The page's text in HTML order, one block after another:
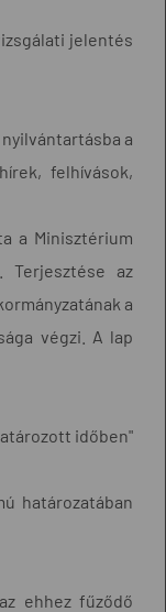
jelentés
a
felhívások,
a Minisztérium
Terjesztése az
a
végzi. A lap
időben"
határozatában
ehhez fűződő